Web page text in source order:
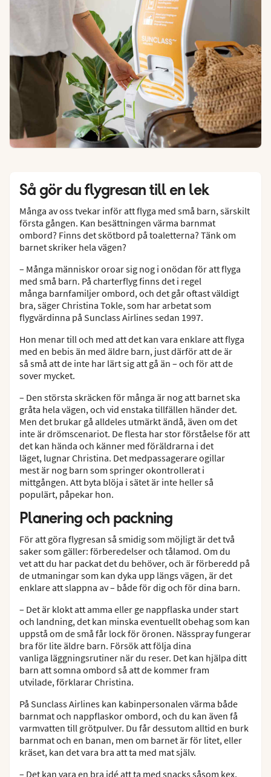
Så gör du flygresan till en lek
Många av oss tvekar inför att flyga med små barn, särskilt
första gången. Kan besättningen värma barnmat
ombord? Finns det skötbord på toaletterna? Tänk om
barnet skriker hela vägen?
– Många människor oroar sig nog i onödan för att flyga
med små barn. På charterflyg finns det i regel
många barnfamiljer ombord, och det går oftast väldigt
bra, säger Christina Tokle, som har arbetat som
flygvärdinna på Sunclass Airlines sedan 1997.
Hon menar till och med att det kan vara enklare att flyga
med en bebis än med äldre barn, just därför att de är
så små att de inte har lärt sig att gå än – och för att de
sover mycket.
– Den största skräcken för många är nog att barnet ska
gråta hela vägen, och vid enstaka tillfällen händer det.
Men det brukar gå alldeles utmärkt ändå, även om det
inte är drömscenariot. De flesta har stor förståelse för att
det kan hända och känner med föräldrarna i det
läget, lugnar Christina. Det medpassagerare ogillar
mest är nog barn som springer okontrollerat i
mittgången. Att byta blöja i sätet är inte heller så
populärt, påpekar hon.
Planering och packning
För att göra flygresan så smidig som möjligt är det två
saker som gäller: förberedelser och tålamod. Om du
vet att du har packat det du behöver, och är förberedd på
de utmaningar som kan dyka upp längs vägen, är det
enklare att slappna av – både för dig och för dina barn.
– Det är klokt att amma eller ge nappflaska under start
och landning, det kan minska eventuellt obehag som kan
uppstå om de små får lock för öronen. Nässpray fungerar
bra för lite äldre barn. Försök att följa dina
vanliga läggningsrutiner när du reser. Det kan hjälpa ditt
barn att somna ombord så att de kommer fram
utvilade, förklarar Christina.
På Sunclass Airlines kan kabinpersonalen värma både
barnmat och nappflaskor ombord, och du kan även få
varmvatten till grötpulver. Du får dessutom alltid en burk
barnmat och en banan, men om barnet är för litet, eller
kräset, kan det vara bra att ta med mat själv.
– Det kan vara en bra idé att ta med snacks såsom kex,